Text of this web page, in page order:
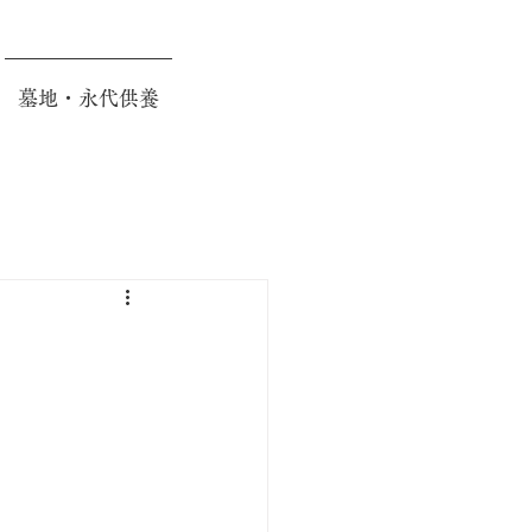
墓地・永代供養